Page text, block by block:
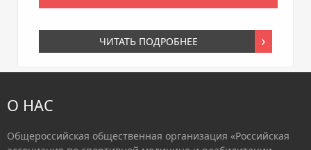
ЧИТАТЬ ПОДРОБНЕЕ
О НАС
Общероссийская общественная организация «Российская